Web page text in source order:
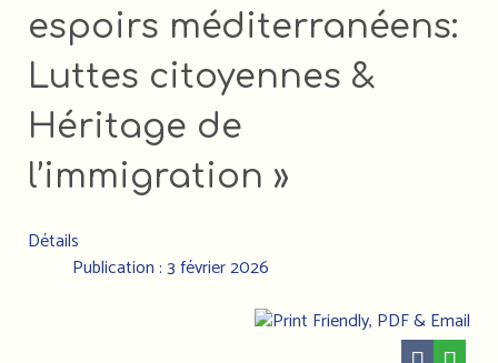
espoirs méditerranéens:
Luttes citoyennes &
Héritage de
l’immigration »
Détails
Publication : 3 février 2026